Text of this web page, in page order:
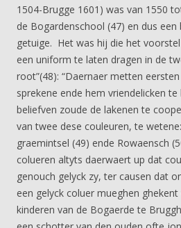
1504-Brugge 1601) was van 1550
de Bogardenschool (47) en dus
getuige. Het was hij die het
een uniform te laten dragen in de
root”(48): “Daernaer metten
sprekene ende hem vriendelicken
beliefven zoude de lakenen te
van twee dese couleuren, te
graemintsel (49) ende Rowaensch
colueren altyts daerwaert up dat
genouch gelyck zy, ter causen dat
een gelyck coluer mueghen
kinderen van de Bogaerde te